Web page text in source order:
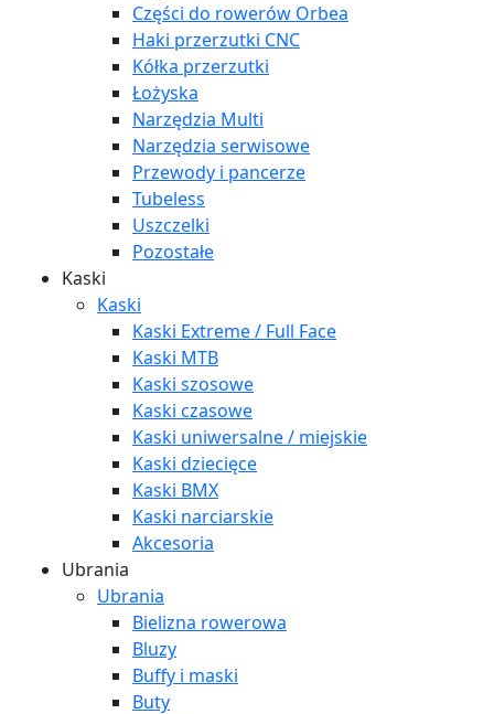
Części do rowerów Orbea
Haki przerzutki CNC
Kółka przerzutki
Łożyska
Narzędzia Multi
Narzędzia serwisowe
Przewody i pancerze
Tubeless
Uszczelki
Pozostałe
Kaski
Kaski
Kaski Extreme / Full Face
Kaski MTB
Kaski szosowe
Kaski czasowe
Kaski uniwersalne / miejskie
Kaski dziecięce
Kaski BMX
Kaski narciarskie
Akcesoria
Ubrania
Ubrania
Bielizna rowerowa
Bluzy
Buffy i maski
Buty